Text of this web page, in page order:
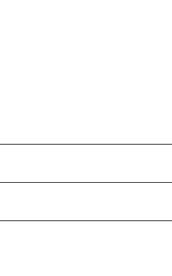
Meia Malha e Malha Canelada